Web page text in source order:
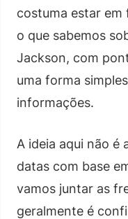
costuma estar em
o que sabemos
Jackson, com
uma forma
informações.
A ideia aqui não é
datas com base
vamos juntar as
geralmente é